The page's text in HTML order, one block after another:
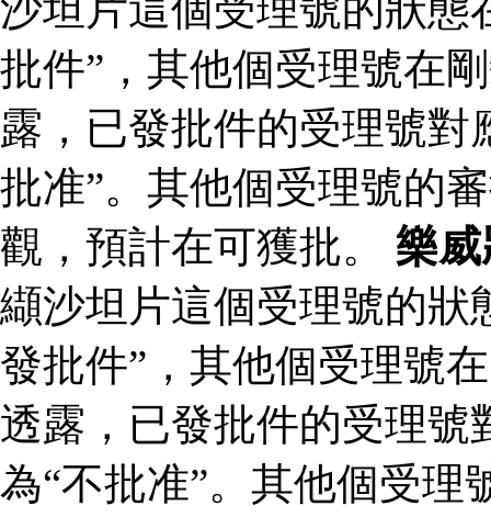
批件”，其他個受理號在
露，已發批件的受理號對
批准”。其他個受理號的
觀，預計在可獲批。 樂威
纈沙坦片這個受理號的狀
發批件”，其他個受理號
透露，已發批件的受理號
為“不批准”。其他個受理